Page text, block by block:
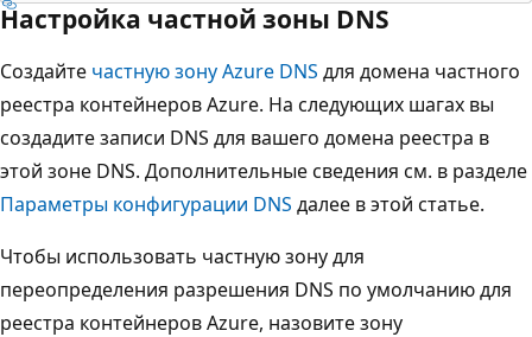
Настройка частной зоны DNS
Создайте частную зону Azure DNS для домена частного
реестра контейнеров Azure. На следующих шагах вы
создадите записи DNS для вашего домена реестра в
этой зоне DNS. Дополнительные сведения см. в разделе
Параметры конфигурации DNS далее в этой статье.
Чтобы использовать частную зону для
переопределения разрешения DNS по умолчанию для
реестра контейнеров Azure, назовите зону